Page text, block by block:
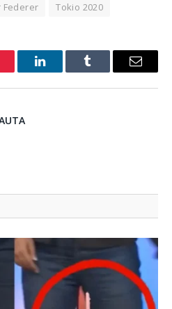
Federer Tokio 2020
LinkedInTumblr Email